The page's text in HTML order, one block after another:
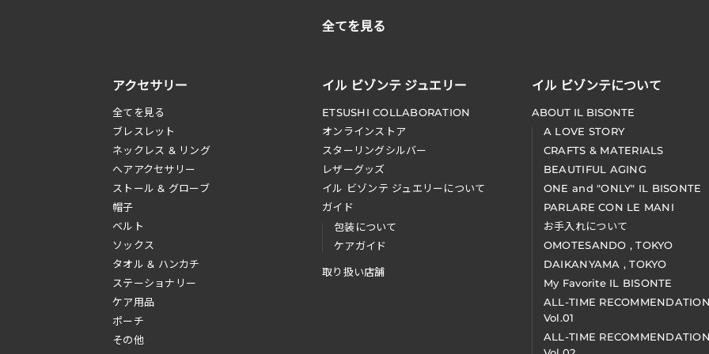
全てを見る
アクセサリー
全てを見る
ブレスレット
ネックレス & リング
へアアクセサリー
ストール & グローブ
帽子
ベルト
ソックス
タオル & ハンカチ
ステーショナリー
ケア用品
ポーチ
その他
イル ビゾンテ ジュエリー
ETSUSHI COLLABORATION
オンラインストア
スターリングシルバー
レザーグッズ
イル ビゾンテ ジュエリーについて
ガイド
包装について
ケアガイド
取り扱い店舗
イル ビゾンテについて
ABOUT IL BISONTE
A LOVE STORY
CRAFTS & MATERIALS
BEAUTIFUL AGING
ONE and "ONLY" IL BISONTE
PARLARE CON LE MANI
お手入れについて
OMOTESANDO , TOKYO
DAIKANYAMA , TOKYO
My Favorite IL BISONTE
ALL-TIME
Vol.01
ALL-TIME